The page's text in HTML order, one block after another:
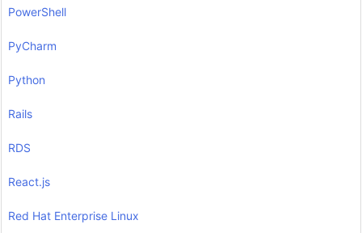
PowerShell
PyCharm
Python
Rails
RDS
React.js
Red Hat Enterprise Linux